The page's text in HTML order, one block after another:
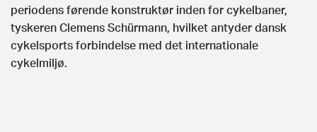
periodens førende konstruktør inden for cykelbaner,
tyskeren Clemens Schürmann, hvilket antyder dansk
cykelsports forbindelse med det internationale
cykelmiljø.